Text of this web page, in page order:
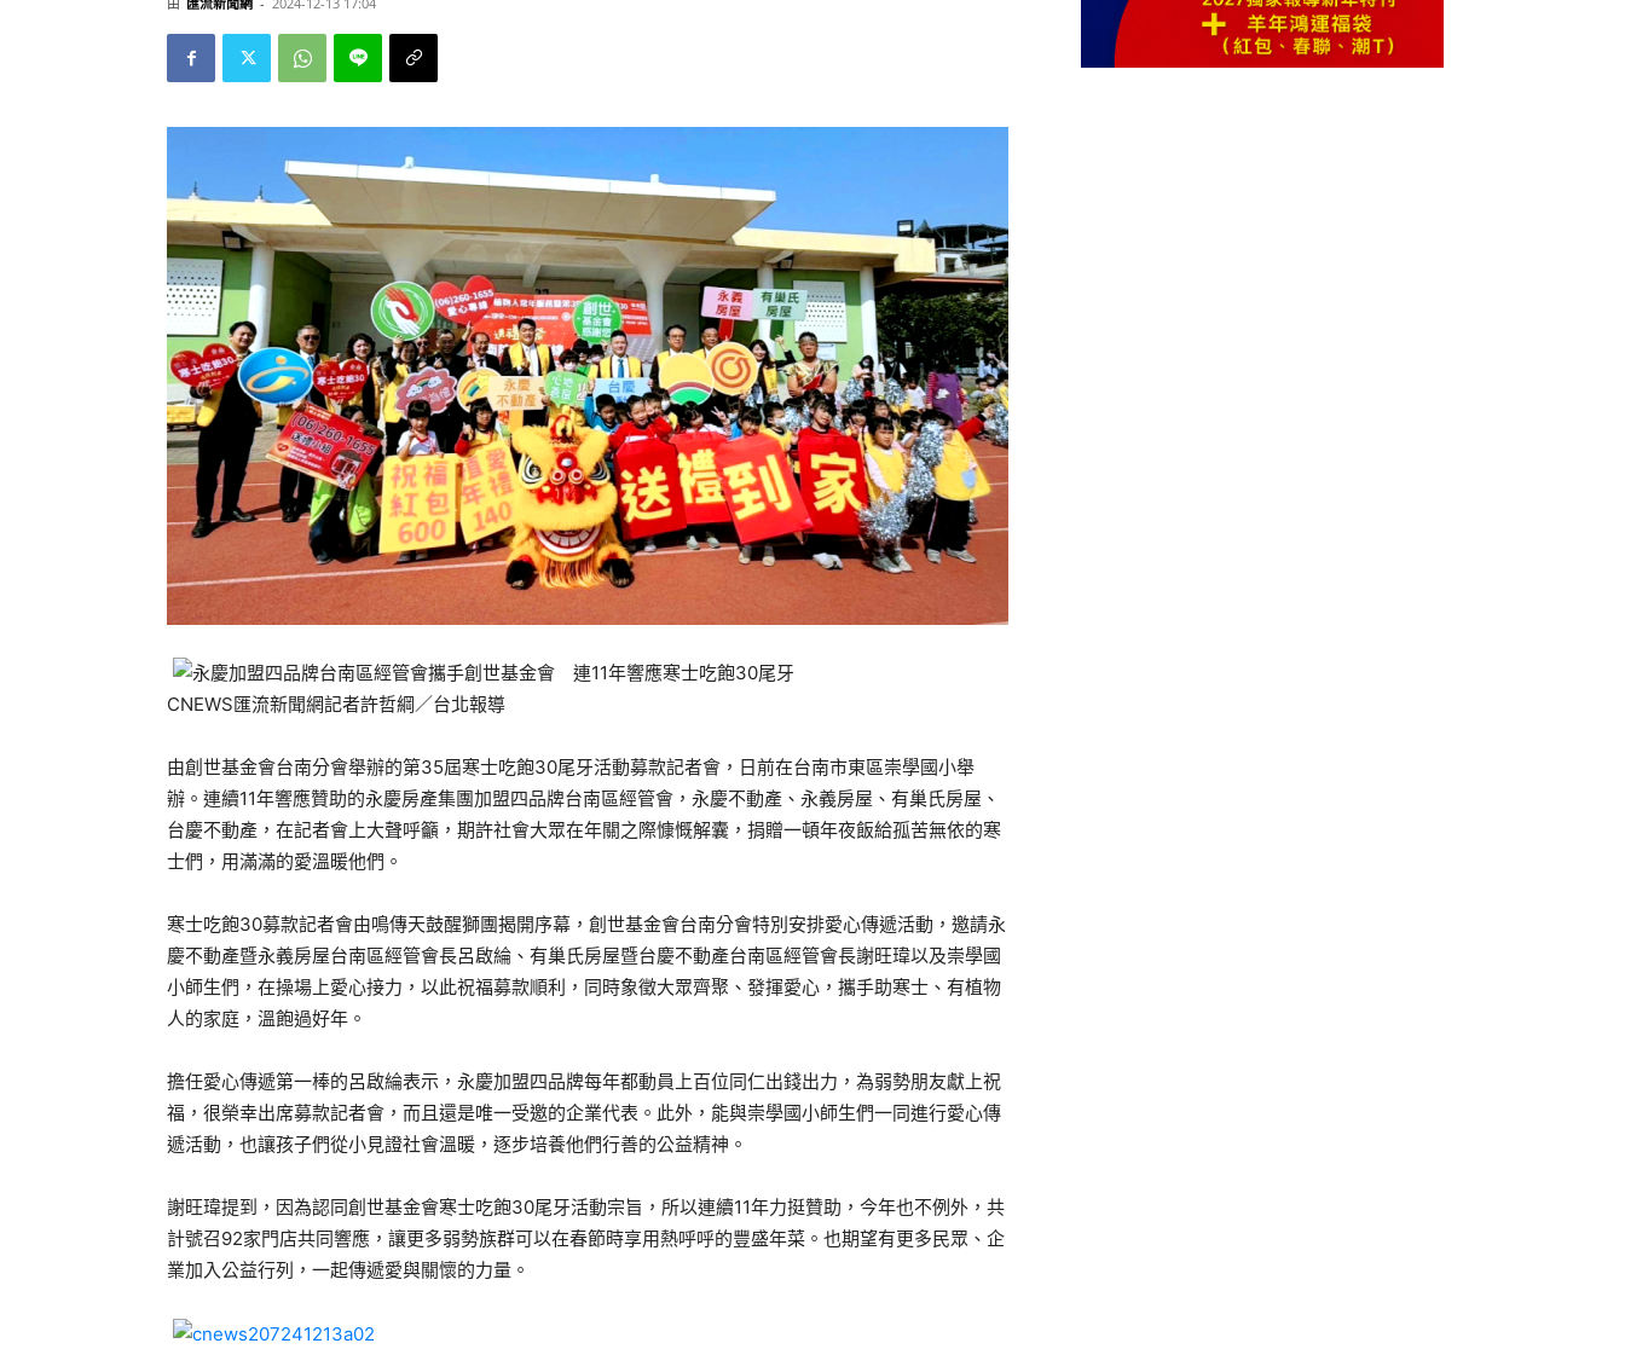
CNEWS匯流新聞網記者許哲綱／台北報導
由創世基金會台南分會舉辦的第35屆寒士吃飽30尾牙活動募款記者會，日前在台南市東區崇學國小舉
辦。連續11年響應贊助的永慶房產集團加盟四品牌台南區經管會，永慶不動產、永義房屋、有巢氏房屋、
台慶不動產，在記者會上大聲呼籲，期許社會大眾在年關之際慷慨解囊，捐贈一頓年夜飯給孤苦無依的寒
士們，用滿滿的愛溫暖他們。
寒士吃飽30募款記者會由鳴傳天鼓醒獅團揭開序幕，創世基金會台南分會特別安排愛心傳遞活動，邀請永
慶不動產暨永義房屋台南區經管會長呂啟綸、有巢氏房屋暨台慶不動產台南區經管會長謝旺瑋以及崇學國
小師生們，在操場上愛心接力，以此祝福募款順利，同時象徵大眾齊聚、發揮愛心，攜手助寒士、有植物
人的家庭，溫飽過好年。
擔任愛心傳遞第一棒的呂啟綸表示，永慶加盟四品牌每年都動員上百位同仁出錢出力，為弱勢朋友獻上祝
福，很榮幸出席募款記者會，而且還是唯一受邀的企業代表。此外，能與崇學國小師生們一同進行愛心傳
遞活動，也讓孩子們從小見證社會溫暖，逐步培養他們行善的公益精神。
謝旺瑋提到，因為認同創世基金會寒士吃飽30尾牙活動宗旨，所以連續11年力挺贊助，今年也不例外，共
計號召92家門店共同響應，讓更多弱勢族群可以在春節時享用熱呼呼的豐盛年菜。也期望有更多民眾、企
業加入公益行列，一起傳遞愛與關懷的力量。